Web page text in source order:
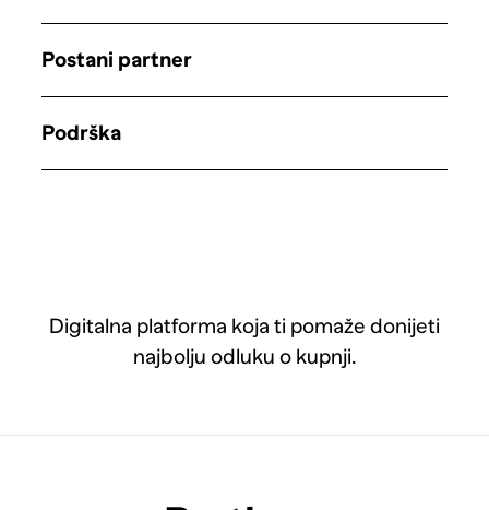
Digitalna platforma koja ti pomaže donijeti
najbolju odluku o kupnji.
Postani partner
Podrška